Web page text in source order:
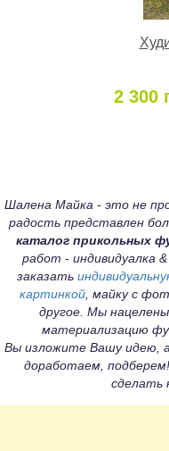
2 300
Шалена Майка - это не
радость представлен
каталог прикольных
работ - индивидуалка
заказать
картинкой, майку с
другое. Мы
материализацию
Вы изложите Вашу идею,
доработаем,
сделать